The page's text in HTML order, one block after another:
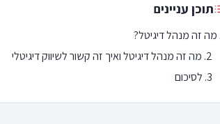
תוכן עניינים
מה זה מנהל דיגיטל?
מה זה מנהל דיגיטל ואיך זה קשור לשיווק דיגיטלי
לסיכום